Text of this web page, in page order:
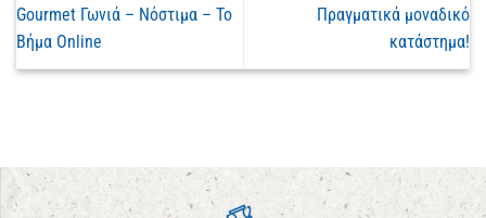
Gourmet Γωνιά – Νόστιμα – Το
Βήμα Online
Πραγματικά μοναδικό
κατάστημα!